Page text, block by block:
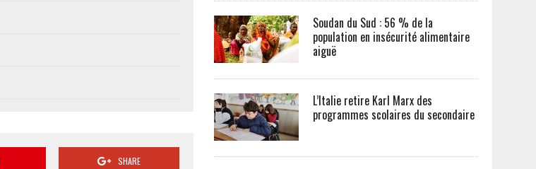
SHARE
Soudan du Sud : 56 % de la
population en insécurité alimentaire
aiguë
L’Italie retire Karl Marx des
programmes scolaires du secondaire